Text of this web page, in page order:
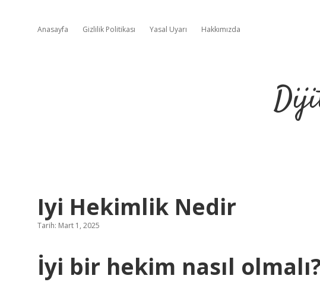
Anasayfa Gizlilik Politikası Yasal Uyarı Hakkımızda
Iyi Hekimlik Nedir
Tarih: Mart 1, 2025
İyi bir hekim nasıl